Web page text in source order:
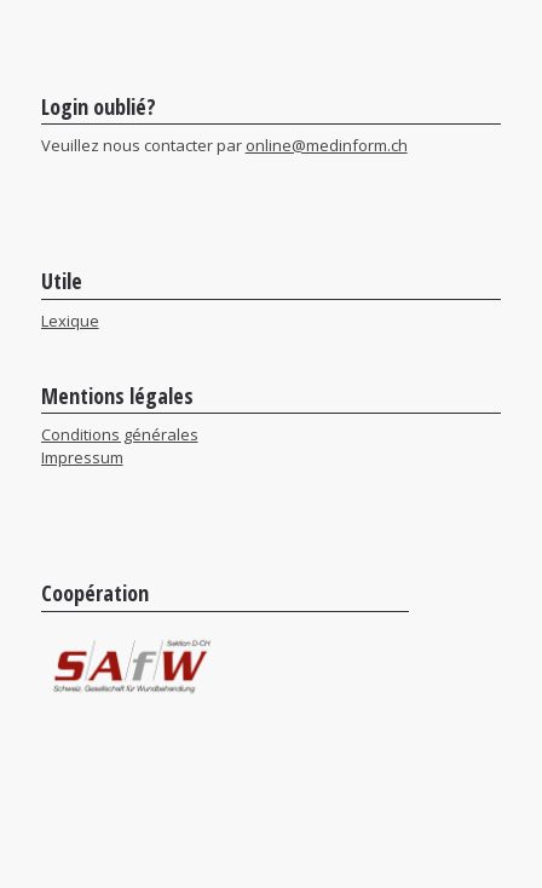
Login oublié?
Veuillez nous contacter par online@medinform.ch
Utile
Lexique
Mentions légales
Conditions générales
Impressum
Coopération